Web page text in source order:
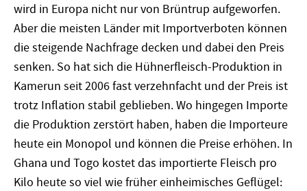
wird in Europa nicht nur von Brüntrup aufgeworfen.
Aber die meisten Länder mit Importverboten können
die steigende Nachfrage decken und dabei den Preis
senken. So hat sich die Hühnerfleisch-Produktion in
Kamerun seit 2006 fast verzehnfacht und der Preis ist
trotz Inflation stabil geblieben. Wo hingegen Importe
die Produktion zerstört haben, haben die Importeure
heute ein Monopol und können die Preise erhöhen. In
Ghana und Togo kostet das importierte Fleisch pro
Kilo heute so viel wie früher einheimisches Geflügel: